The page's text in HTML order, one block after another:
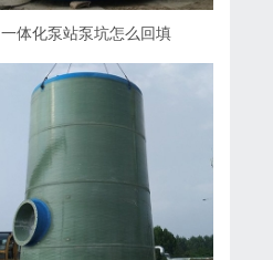
一体化泵站泵坑怎么回填